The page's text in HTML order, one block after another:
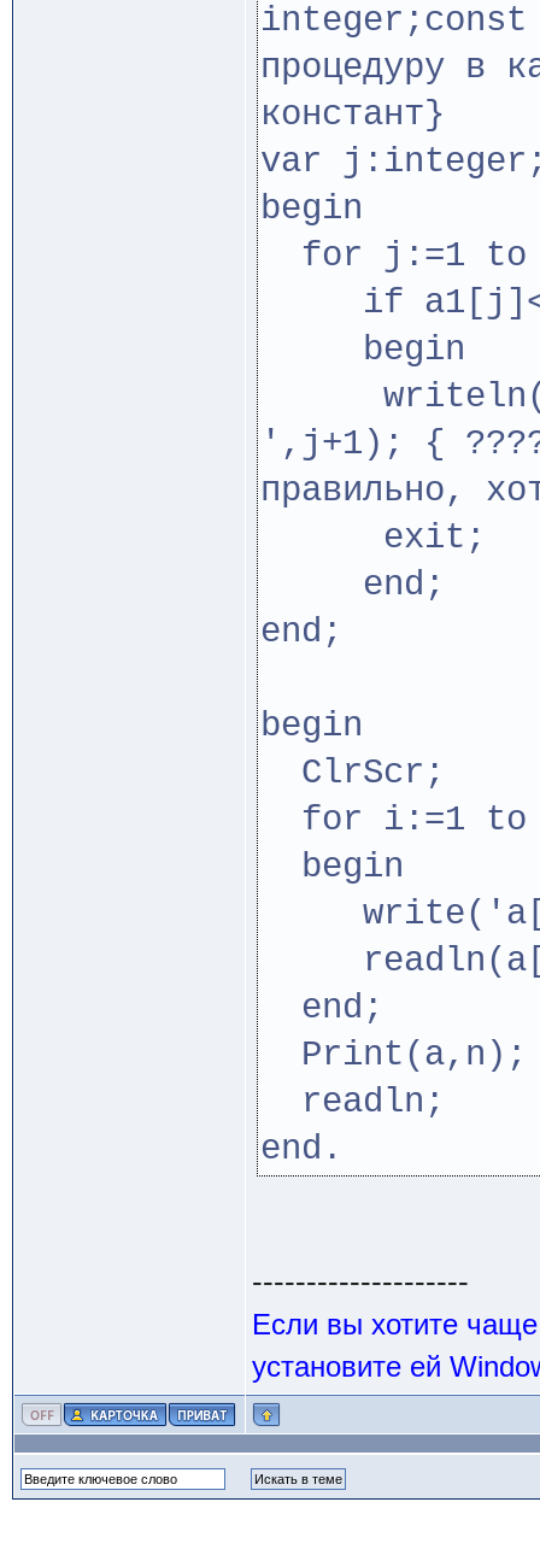
integer;const
процедуру в
констант}
var
begin
for j:=1 to
if
begin
',j+1); {
правильно,
exit;
end;
end;
begin
ClrScr;
for i:=1 to
begin
end;
Print(a,n);
readln;
end.
--------------------
Если вы хотите
установите ей